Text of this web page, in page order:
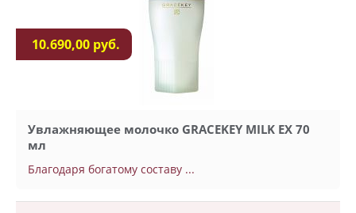
10.690,00 руб.
Увлажняющее молочко GRACEKEY MILK EX 70
мл
Благодаря богатому составу ...